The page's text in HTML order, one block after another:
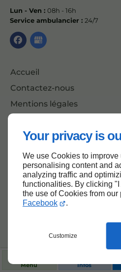
Your privacy is
We use Cookies to
personalising content and
analyzing traffic and
functionalities. By clicking
the use of Cookies from our
Facebook
.
Customize
Menu Infos
Lun - Ven :08h - 16h
Service ambulancier :24/7
Accueil
Contactez-nous
Mentions légales
Haut